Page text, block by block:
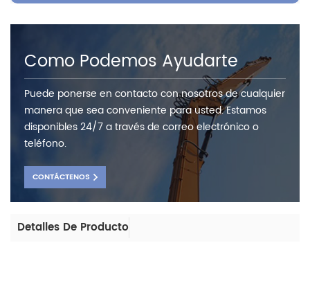
Como Podemos Ayudarte
Puede ponerse en contacto con nosotros de cualquier
manera que sea conveniente para usted. Estamos
disponibles 24/7 a través de correo electrónico o
teléfono.
CONTÁCTENOS
Detalles De Producto